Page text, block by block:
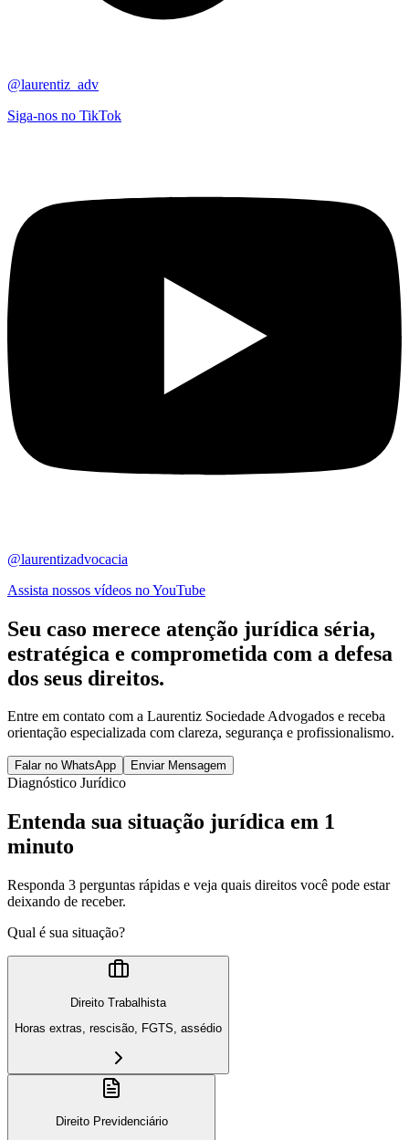
@laurentiz_adv
Siga-nos no TikTok
@laurentizadvocacia
Assista nossos vídeos no YouTube
Seu caso merece atenção jurídica séria,
estratégica e comprometida com a defesa
dos seus direitos.
Entre em contato com a Laurentiz Sociedade Advogados e receba
orientação especializada com clareza, segurança e profissionalismo.
Falar no WhatsApp Enviar Mensagem
Diagnóstico Jurídico
Entenda sua situação jurídica em 1
minuto
Responda 3 perguntas rápidas e veja quais direitos você pode estar
deixando de receber.
Qual é sua situação?
Direito Trabalhista
Horas extras, rescisão, FGTS, assédio
Direito Previdenciário